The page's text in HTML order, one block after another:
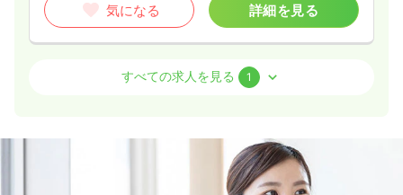
気になる 詳細を見る
正・准看護師
すべての求人を見る 1